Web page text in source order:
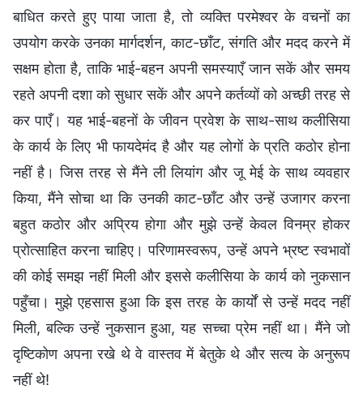
बाधित करते हुए पाया जाता है, तो व्यक्ति परमेश्वर के वचनों का
उपयोग करके उनका मार्गदर्शन, काट-छाँट, संगति और मदद करने में
सक्षम होता है, ताकि भाई-बहन अपनी समस्याएँ जान सकें और समय
रहते अपनी दशा को सुधार सकें और अपने कर्तव्यों को अच्छी तरह से
कर पाएँ। यह भाई-बहनों के जीवन प्रवेश के साथ-साथ कलीसिया
के कार्य के लिए भी फायदेमंद है और यह लोगों के प्रति कठोर होना
नहीं है। जिस तरह से मैंने ली लियांग और जू मेई के साथ व्यवहार
किया, मैंने सोचा था कि उनकी काट-छाँट और उन्हें उजागर करना
बहुत कठोर और अप्रिय होगा और मुझे उन्हें केवल विनम्र होकर
प्रोत्साहित करना चाहिए। परिणामस्वरूप, उन्हें अपने भ्रष्ट स्वभावों
की कोई समझ नहीं मिली और इससे कलीसिया के कार्य को नुकसान
पहुँचा। मुझे एहसास हुआ कि इस तरह के कार्यों से उन्हें मदद नहीं
मिली, बल्कि उन्हें नुकसान हुआ, यह सच्चा प्रेम नहीं था। मैंने जो
दृष्टिकोण अपना रखे थे वे वास्तव में बेतुके थे और सत्य के अनुरूप
नहीं थे!